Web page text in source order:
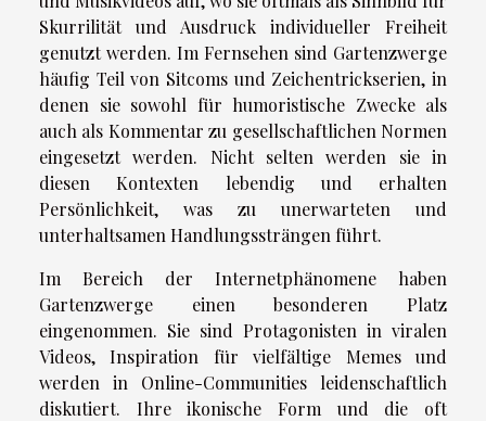
Skurrilität und Ausdruck individueller Freiheit
genutzt werden. Im Fernsehen sind Gartenzwerge
häufig Teil von Sitcoms und Zeichentrickserien, in
denen sie sowohl für humoristische Zwecke als
auch als Kommentar zu gesellschaftlichen Normen
eingesetzt werden. Nicht selten werden sie in
diesen Kontexten lebendig und erhalten
Persönlichkeit, was zu unerwarteten und
unterhaltsamen Handlungssträngen führt.
Im Bereich der Internetphänomene haben
Gartenzwerge einen besonderen Platz
eingenommen. Sie sind Protagonisten in viralen
Videos, Inspiration für vielfältige Memes und
werden in Online-Communities leidenschaftlich
diskutiert. Ihre ikonische Form und die oft